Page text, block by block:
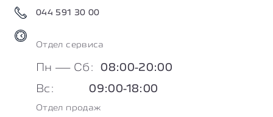
044 591 30 00
Отдел cервиса
Пн — Сб: 08:00-20:00
Вc: 09:00-18:00
Отдел продаж